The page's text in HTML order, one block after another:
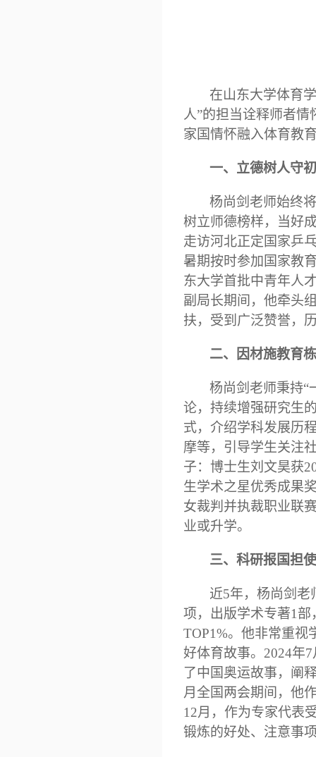
在山东大学体育
人”的担当诠释师者情
家国情怀融入体育教
一、立德树人守
杨尚剑 老师始终将
树立师德榜样，当好
走访河北正定国家乒
暑期按时参加国家教
东大学首批中青年人
副局长期间，他牵头
扶，受到广泛赞誉，
二、因材施教育
杨尚剑 老师秉持“
论，持续增强研究生
式，介绍学科发展历
摩等，引导学生关注
子：博士生刘文昊获2
生学术之星优秀成果
女裁判 并执裁职业联
业或升学。
三、科研报国担
近5年， 杨尚剑老
项，出版学术专著1部
TOP1%。 他非常重视
好体育故事。 2024年
了中国奥运故事，阐
月 全国两会期间， 他
12月，作为专家代表
锻炼的好处、注意事